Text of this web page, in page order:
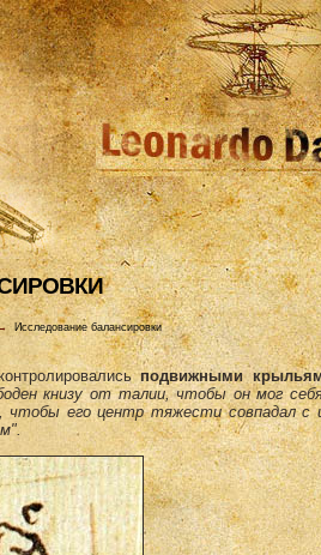
Исследование балансировки
подвижными
книзу от талии, чтобы он мог
чтобы его центр тяжести совпадал